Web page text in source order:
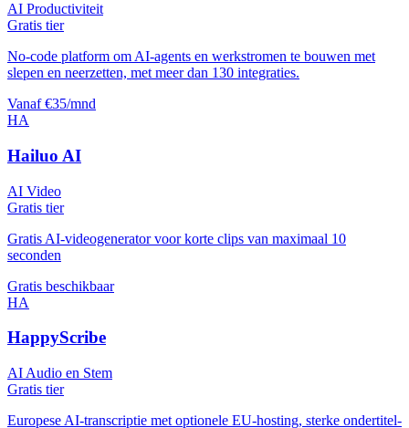
AI Productiviteit
Gratis tier
No-code platform om AI-agents en werkstromen te bouwen met
slepen en neerzetten, met meer dan 130 integraties.
Vanaf €35/mnd
HA
Hailuo AI
AI Video
Gratis tier
Gratis AI-videogenerator voor korte clips van maximaal 10
seconden
Gratis beschikbaar
HA
HappyScribe
AI Audio en Stem
Gratis tier
Europese AI-transcriptie met optionele EU-hosting, sterke ondertitel-